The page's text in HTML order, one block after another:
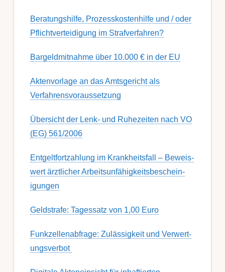
Berat­ungs­hil­fe, Pro­zess­kost­en­hilfe und / oder
Pflicht­ver­teidig­ung im Strafverfahren?
Bargeldmitnahme über 10.000 € in der EU
Aktenvorlage an das Amtsgericht als
Verfahrensvoraussetzung
Übersicht der Lenk- und Ruhezeiten nach VO
(EG) 561/2006
Ent­gelt­fort­zahl­ung im Krank­heits­fall – Be­weis­
wert ärzt­lich­er Ar­beits­un­fähig­keits­be­schein­
igung­en
Geldstrafe: Tagessatz von 1,00 Euro
Funk­zell­en­ab­fra­ge: Zu­lässig­keit und Ver­wert­
ungs­ver­bot